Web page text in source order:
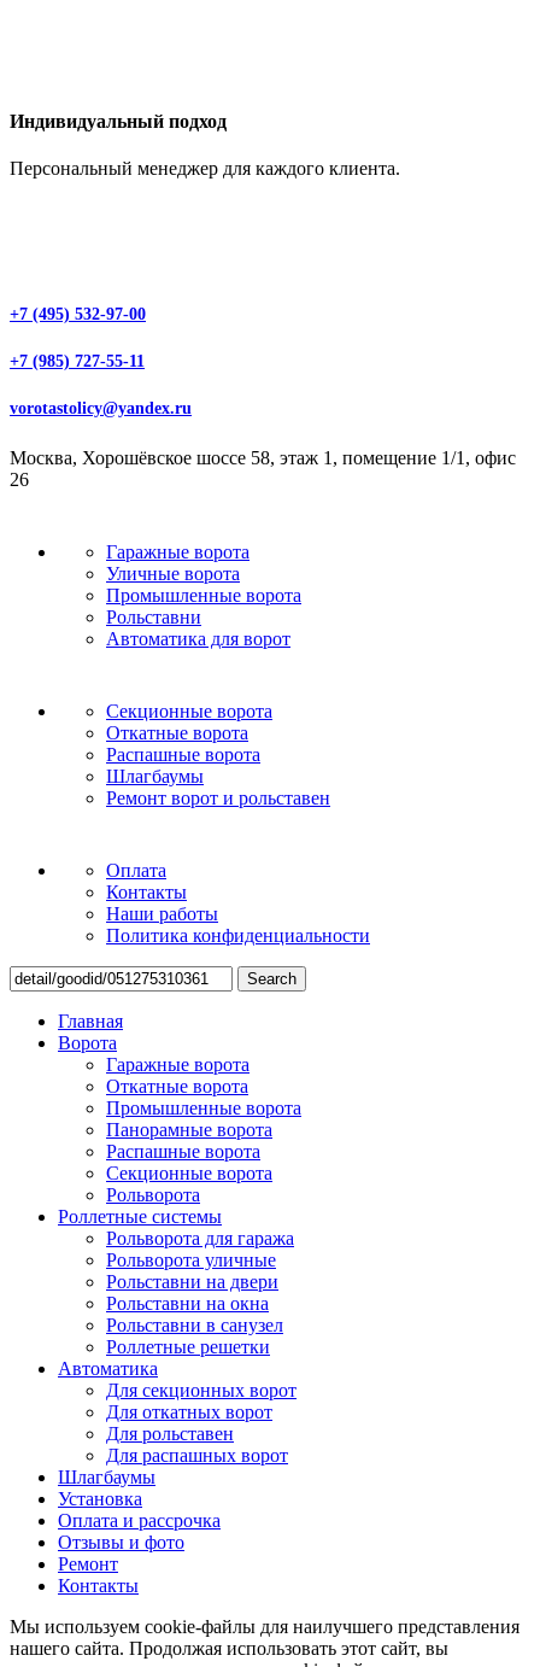
Индивидуальный подход
Персональный менеджер для каждого клиента.
+7 (495) 532-97-00
+7 (985) 727-55-11
vorotastolicy@yandex.ru
Москва, Хорошёвское шоссе 58, этаж 1, помещение 1/1, офис
26
Гаражные ворота
Уличные ворота
Промышленные ворота
Рольставни
Автоматика для ворот
Секционные ворота
Откатные ворота
Распашные ворота
Шлагбаумы
Ремонт ворот и рольставен
Оплата
Контакты
Наши работы
Политика конфиденциальности
Search
Главная
Ворота
Гаражные ворота
Откатные ворота
Промышленные ворота
Панорамные ворота
Распашные ворота
Секционные ворота
Рольворота
Роллетные системы
Рольворота для гаража
Рольворота уличные
Рольставни на двери
Рольставни на окна
Рольставни в санузел
Роллетные решетки
Автоматика
Для секционных ворот
Для откатных ворот
Для рольставен
Для распашных ворот
Шлагбаумы
Установка
Оплата и рассрочка
Отзывы и фото
Ремонт
Контакты
Мы используем cookie-файлы для наилучшего представления
нашего сайта. Продолжая использовать этот сайт, вы